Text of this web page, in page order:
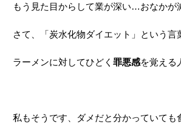
もう見た目からして業が深い…おなかが
さて、「炭水化物ダイエット」という言
ラーメンに対してひどく 罪悪感を覚える
私もそうです、ダメだと分かっていても